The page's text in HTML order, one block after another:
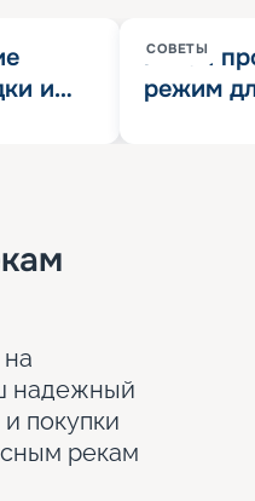
и
СОВЕТЫ
Китай
режим
надежный
покупки
рекам